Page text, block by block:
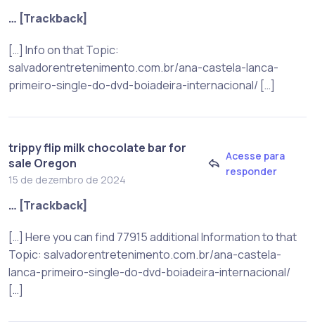
… [Trackback]
[…] Info on that Topic:
salvadorentretenimento.com.br/ana-castela-lanca-
primeiro-single-do-dvd-boiadeira-internacional/ […]
trippy flip milk chocolate bar for
sale Oregon
15 de dezembro de 2024
Acesse para
responder
… [Trackback]
[…] Here you can find 77915 additional Information to that
Topic: salvadorentretenimento.com.br/ana-castela-
lanca-primeiro-single-do-dvd-boiadeira-internacional/
[…]